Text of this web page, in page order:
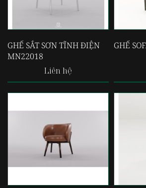
GHẾ SẮT SƠN TĨNH ĐIỆN
MN22018
Liên hệ
GHẾ